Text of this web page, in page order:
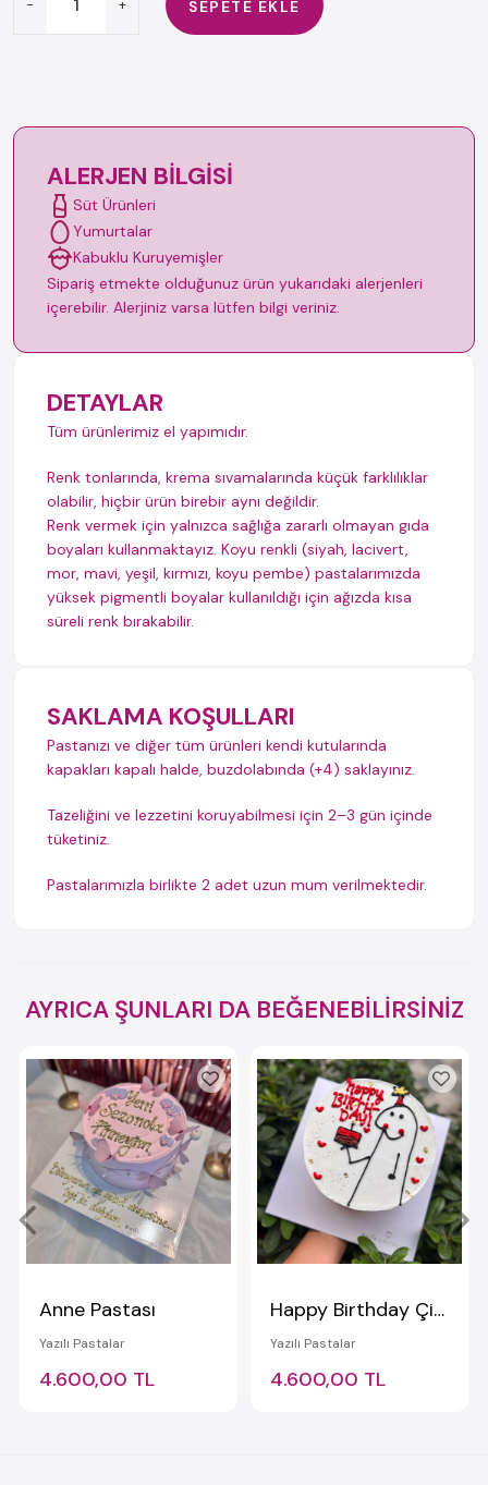
- + SEPETE EKLE
ALERJEN BILGISI
Süt Ürünleri
Yumurtalar
Kabuklu Kuruyemişler
Sipariş etmekte olduğunuz ürün yukarıdaki alerjenleri
içerebilir. Alerjiniz varsa lütfen bilgi veriniz.
DETAYLAR
Tüm ürünlerimiz el yapımıdır.
Renk tonlarında, krema sıvamalarında küçük farklılıklar
olabilir, hiçbir ürün birebir aynı değildir.
Renk vermek için yalnızca sağlığa zararlı olmayan gıda
boyaları kullanmaktayız. Koyu renkli (siyah, lacivert,
mor, mavi, yeşil, kırmızı, koyu pembe) pastalarımızda
yüksek pigmentli boyalar kullanıldığı için ağızda kısa
süreli renk bırakabilir.
SAKLAMA KOŞULLARI
Pastanızı ve diğer tüm ürünleri kendi kutularında
kapakları kapalı halde, buzdolabında (+4) saklayınız.
Tazeliğini ve lezzetini koruyabilmesi için 2–3 gün içinde
tüketiniz.
Pastalarımızla birlikte 2 adet uzun mum verilmektedir.
AYRICA ŞUNLARI DA BEĞENEBİLİRSİNİZ
Anne Pastası
Yazılı Pastalar
4.600,00 TL
Happy Birthday Çizimli Yazılı Pasta
Yazılı Pastalar
4.600,00 TL